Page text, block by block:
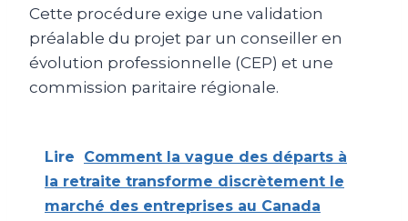
Cette procédure exige une validation
préalable du projet par un conseiller en
évolution professionnelle (CEP) et une
commission paritaire régionale.
Lire
Comment la vague des départs à
la retraite transforme discrètement le
marché des entreprises au Canada